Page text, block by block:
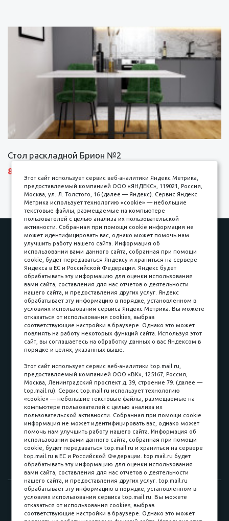
Стол раскладной Брион №2
8690 р.
Наши работы
Оплата
Доставка и сборка
Гарантии
Карьера в компании
Контакты
Принимаем к оплате
Наличные
пл. Соляная, 6, стр. 16
8 (3822) 60-70-30
8 (3822) 50-39-09
8 (3822) 22-77-68
8 (3822) 50-48-50
8 (3822) 65-42-10
© 2015-2026. Компания «Мебельный куб».
ИП Саворенко Валерий Александрович. Россия, г. Томск, пл.
Соляная, 6 стр. 16, Цокольный этаж
Этот сайт использует сервис веб-аналитики Яндекс Метрика,
предоставляемый компанией ООО «ЯНДЕКС», 119021, Россия,
Москва, ул. Л. Толстого, 16 (далее — Яндекс). Сервис Яндекс
Метрика использует технологию «cookie» — небольшие
текстовые файлы, размещаемые на компьютере
пользователей с целью анализа их пользовательской
активности. Собранная при помощи cookie информация не
может идентифицировать вас, однако может помочь нам
улучшить работу нашего сайта. Информация об
использовании вами данного сайта, собранная при помощи
cookie, будет передаваться Яндексу и храниться на сервере
Яндекса в ЕС и Российской Федерации. Яндекс будет
обрабатывать эту информацию для оценки использования
вами сайта, составления для нас отчетов о деятельности
нашего сайта, и предоставления других услуг. Яндекс
обрабатывает эту информацию в порядке, установленном в
условиях использования сервиса Яндекс Метрика. Вы можете
отказаться от использования cookies, выбрав
соответствующие настройки в браузере. Однако это может
повлиять на работу некоторых функций сайта. Используя этот
сайт, вы соглашаетесь на обработку данных о вас Яндексом в
порядке и целях, указанных выше.
Этот сайт использует сервис веб-аналитики top.mail.ru,
предоставляемый компанией ООО «ВК», 125167, Россия,
Москва, Ленинградский проспект д. 39, строение 79. (далее —
top.mail.ru). Сервис top.mail.ru использует технологию
«cookie» — небольшие текстовые файлы, размещаемые на
компьютере пользователей с целью анализа их
пользовательской активности. Собранная при помощи cookie
информация не может идентифицировать вас, однако может
помочь нам улучшить работу нашего сайта. Информация об
использовании вами данного сайта, собранная при помощи
cookie, будет передаваться top.mail.ru и храниться на сервере
top.mail.ru в ЕС и Российской Федерации. top.mail.ru будет
обрабатывать эту информацию для оценки использования
вами сайта, составления для нас отчетов о деятельности
нашего сайта, и предоставления других услуг. top.mail.ru
обрабатывает эту информацию в порядке, установленном в
условиях использования сервиса top.mail.ru. Вы можете
отказаться от использования cookies, выбрав
соответствующие настройки в браузере. Однако это может